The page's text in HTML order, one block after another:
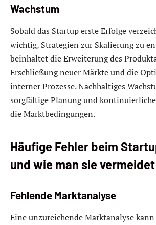
Wachstum
Sobald das Startup erste Erfolge
wichtig, Strategien zur Skalierung zu
beinhaltet die Erweiterung des
Erschließung neuer Märkte und die
interner Prozesse. Nachhaltiges
sorgfältige Planung und
die Marktbedingungen.
Häufige Fehler beim
und wie man sie vermeidet
Fehlende Marktanalyse
Eine unzureichende Marktanalyse